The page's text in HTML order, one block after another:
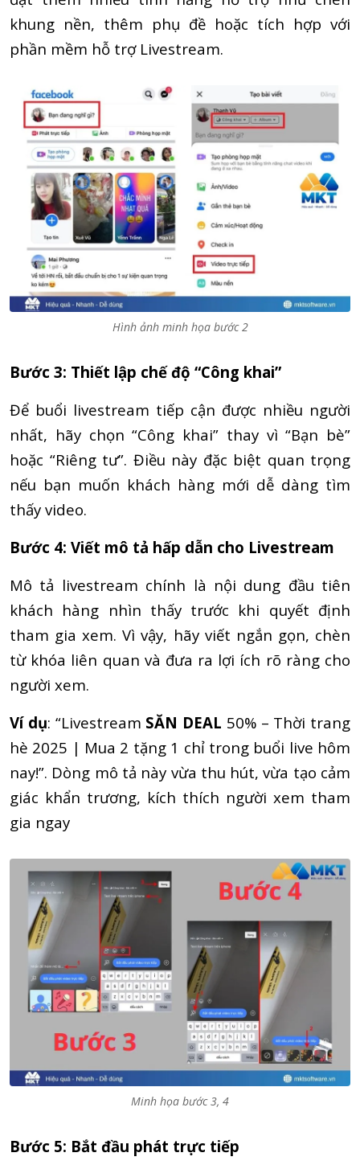
khung nền, thêm phụ đề hoặc tích hợp với
phần mềm hỗ trợ Livestream.
Hình ảnh minh họa bước 2
Bước 3: Thiết lập chế độ “Công khai”
Để buổi livestream tiếp cận được nhiều người
nhất, hãy chọn “Công khai” thay vì “Bạn bè”
hoặc “Riêng tư”. Điều này đặc biệt quan trọng
nếu bạn muốn khách hàng mới dễ dàng tìm
thấy video.
Bước 4: Viết mô tả hấp dẫn cho Livestream
Mô tả livestream chính là nội dung đầu tiên
khách hàng nhìn thấy trước khi quyết định
tham gia xem. Vì vậy, hãy viết ngắn gọn, chèn
từ khóa liên quan và đưa ra lợi ích rõ ràng cho
người xem.
Ví dụ: “Livestream SĂN DEAL 50% – Thời trang
hè 2025 | Mua 2 tặng 1 chỉ trong buổi live hôm
nay!”. Dòng mô tả này vừa thu hút, vừa tạo cảm
giác khẩn trương, kích thích người xem tham
gia ngay
Minh họa bước 3, 4
Bước 5: Bắt đầu phát trực tiếp